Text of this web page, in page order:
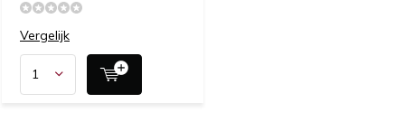
Vergelijk